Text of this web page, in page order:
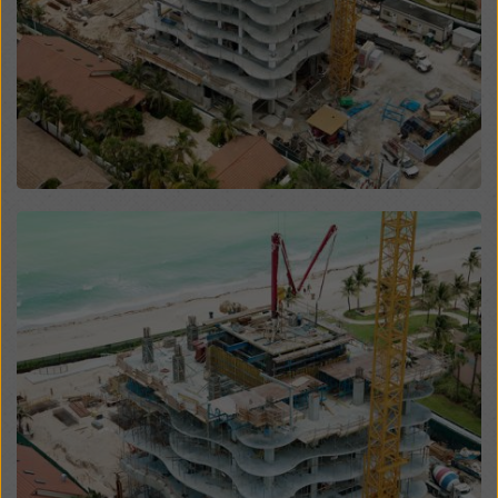
não existirem recursos legais eficazes contra isso.
Pode rejeitar todos os cookies que requerem
consentimento clicando em “Rejeitar” ou ajustando as
suas
configurações de cookiesclicando em definições
de cookies na parte inferior deste sítio Web e
utilizando as caixas de verificação correspondentes.
Pode revogar o seu consentimento em qualquer
altura, com efeitos futuros e sem indicar um motivo,
Pode encontrar mais informações sobre os nossos
cookies
na nossa política de privacidade. Também lhe
oferecemos a opção de selecionar os seus cookies
(definições avançadas de cookies).